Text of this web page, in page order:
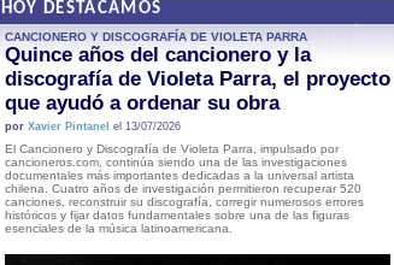
HOY DESTACAMOS
CANCIONERO Y DISCOGRAFÍA DE VIOLETA PARRA
Quince años del cancionero y la
discografía de Violeta Parra, el proyecto
que ayudó a ordenar su obra
por Xavier Pintanel el 13/07/2026
El Cancionero y Discografía de Violeta Parra, impulsado por
cancioneros.com, continúa siendo una de las investigaciones
documentales más importantes dedicadas a la universal artista
chilena. Cuatro años de investigación permitieron recuperar 520
canciones, reconstruir su discografía, corregir numerosos errores
históricos y fijar datos fundamentales sobre una de las figuras
esenciales de la música latinoamericana.